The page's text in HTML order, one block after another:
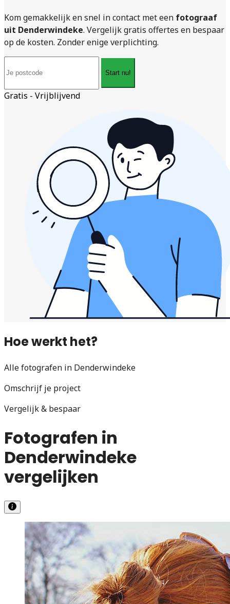
Kom gemakkelijk en snel in contact met een fotograaf
uit Denderwindeke. Vergelijk gratis offertes en bespaar
op de kosten. Zonder enige verplichting.
Start nu!
Gratis - Vrijblijvend
Hoe werkt het?
Alle fotografen in Denderwindeke
Omschrijf je project
Vergelijk & bespaar
Fotografen in
Denderwindeke
vergelijken